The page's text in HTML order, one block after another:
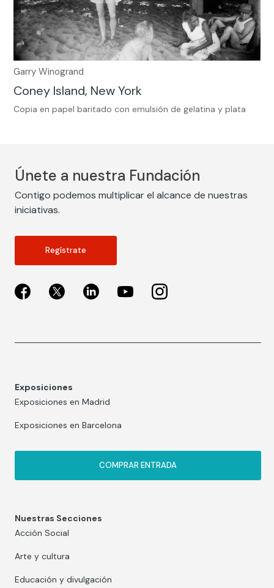
Garry Winogrand
Coney Island, New York
Copia en papel baritado con emulsión de gelatina y plata
Únete a nuestra Fundación
Contigo podemos multiplicar el alcance de nuestras
iniciativas.
Regístrate
Exposiciones
Exposiciones en Madrid
Exposiciones en Barcelona
COMPRAR ENTRADA
Nuestras Secciones
Acción Social
Arte y cultura
Educación y divulgación